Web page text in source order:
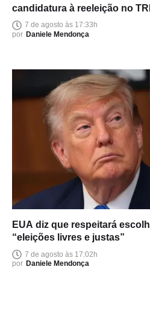
candidatura à reeleição no
7 de agosto às 17:33h
por Daniele Mendonça
EUA diz que respeitará
“eleições livres e justas”
7 de agosto às 17:02h
por Daniele Mendonça